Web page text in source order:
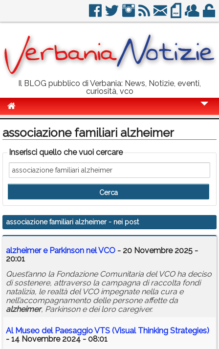
Il BLOG pubblico di Verbania: News, Notizie, eventi,
curiosità, vco
Politica
Sport
Eventi
Info Utili
Rubriche
Calendario
Annunci
associazione familiari alzheimer
Inserisci quello che vuoi cercare
associazione familiari alzheimer- nei post
alzheimere Parkinson nel VCO - 20 Novembre 2025 -
20:01
Quest’anno la Fondazione Comunitaria del VCO ha deciso
di sostenere, attraverso la campagna di raccolta fondi
natalizia, le realtà del VCO impegnate nella cura e
nell’accompagnamento delle persone affette da
alzheimer, Parkinson e dei loro caregiver.
Al Museo del Paesaggio VTS (Visual Thinking Strategies)
- 14 Novembre 2024 - 08:01